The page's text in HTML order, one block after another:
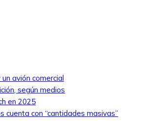
avión comercial
según medios
en 2025
cuenta con “cantidades masivas”